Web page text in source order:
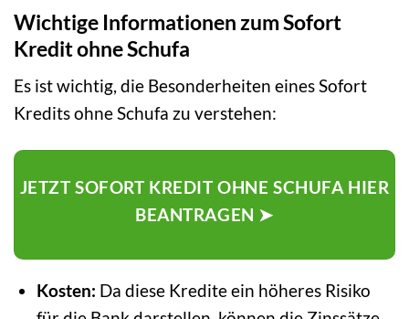
Wichtige Informationen zum Sofort
Kredit ohne Schufa
Es ist wichtig, die Besonderheiten eines Sofort
Kredits ohne Schufa zu verstehen:
JETZT SOFORT KREDIT OHNE SCHUFA HIER
BEANTRAGEN ➤
Kosten: Da diese Kredite ein höheres Risiko